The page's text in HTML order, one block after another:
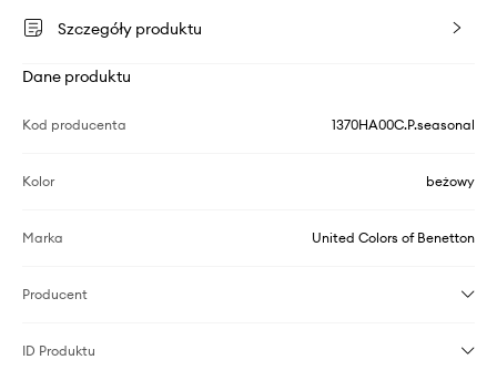
Szczegóły produktu
Dane produktu
Kod producenta 1370HA00C.P.seasonal
Kolor beżowy
Marka United Colors of Benetton
Producent
ID Produktu